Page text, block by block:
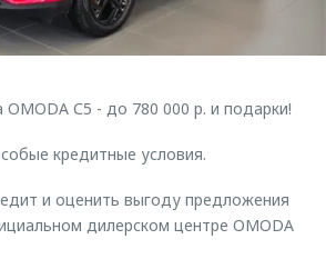
С5 - до 780 000 р. и подарки!
кредитные условия.
и оценить выгоду предложения
дилерском центре OMODA